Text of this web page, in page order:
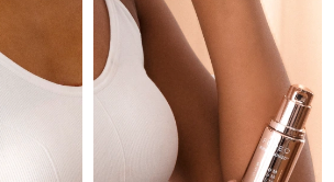
facial cleansing devices
facial hydration devices
sonic toothbrushes
honey primer
護膚品
skincare
aging LED hand mask
護膚品
skincare
skincare
Red Light Serum
2 Pro Max
IPL hair removal device
身體護理
body toning
預計送達日期 8/10/26
預計送達日期 8/10/26
預計送達日期 8/14/26
預計送達日期 8/10/26